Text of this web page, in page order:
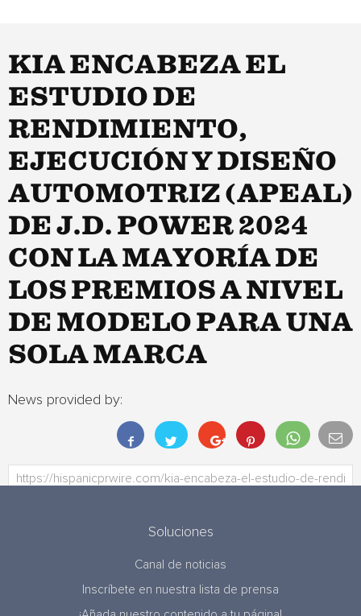
KIA ENCABEZA EL
ESTUDIO DE
RENDIMIENTO,
EJECUCIÓN Y DISEÑO
AUTOMOTRIZ (APEAL)
DE J.D. POWER 2024
CON LA MAYORÍA DE
LOS PREMIOS A NIVEL
DE MODELO PARA UNA
SOLA MARCA
News provided by:
Soluciones
Canal de noticias
Inscríbete en nuestra lista de prensa